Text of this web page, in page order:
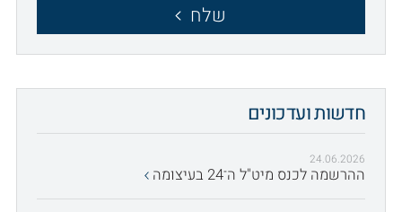
שלח
חדשות ועדכונים
24.06.2026
ההרשמה לכנס מיט"ל ה־24 בעיצומה